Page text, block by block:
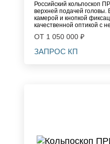
Российский кольпоскоп
верхней подачей головы.
камерой и кнопкой
качественной оптикой с
ОТ 1 050 000 ₽
ЗАПРОС КП